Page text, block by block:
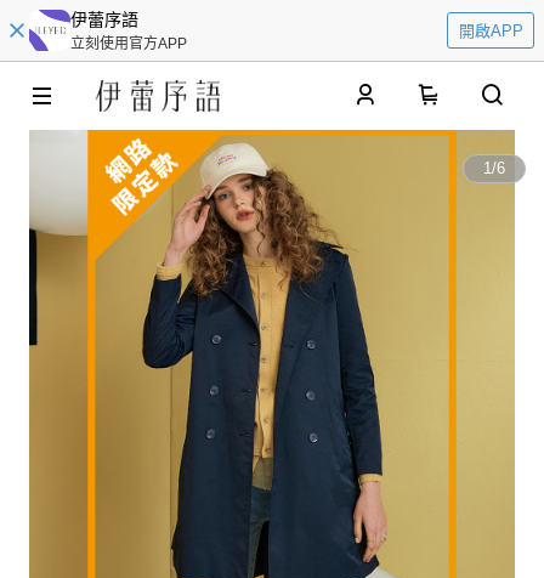
伊蕾序語
立刻使用官方APP
開啟APP
1/6